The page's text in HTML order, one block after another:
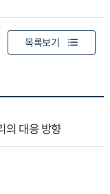
목록보기
의 대응 방향